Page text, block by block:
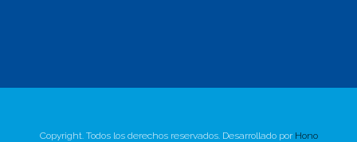
Copyright. Todos los derechos reservados. Desarrollado por Hono